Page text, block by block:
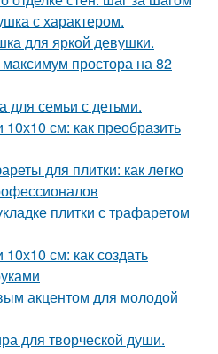
с характером.
для яркой девушки.
простора на 82
для семьи с детьми.
см: как преобразить
для плитки: как легко
плитки с трафаретом
см: как создать
акцентом для молодой
для творческой души.